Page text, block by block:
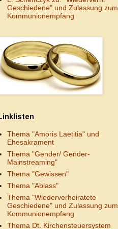
Geschiedene" und Zulassung zum
Kommunionempfang
Thema "Amoris Laetitia" und
Ehesakrament
Thema "Gender/ Gender-
Mainstreaming"
Thema "Gewissen"
Thema "Ablass"
Thema "Wiederverheiratete
Geschiedene" und Zulassung zum
Kommunionempfang
Thema Dt. Kirchensteuersystem